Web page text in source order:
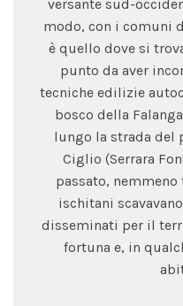
versante sud-
modo, con i comuni
è quello dove si
punto da aver
tecniche edilizie
bosco della
lungo la strada del
Ciglio (Serrara
passato,
ischitani
disseminati per il
fortuna e, in